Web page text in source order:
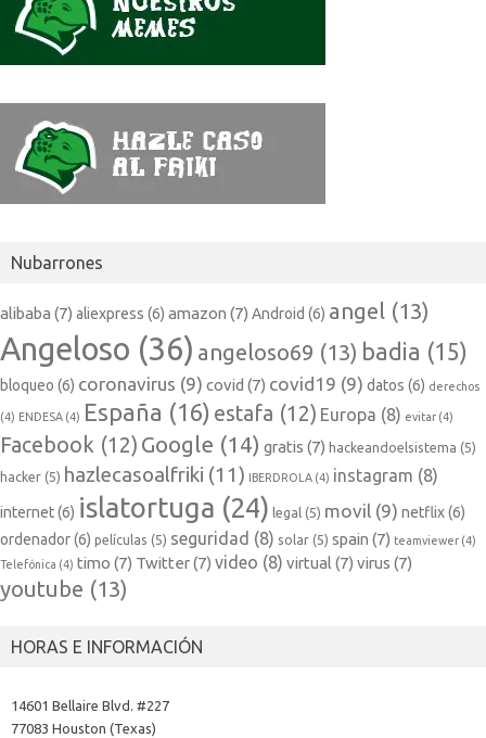
Nubarrones
alibaba (7) aliexpress (6) amazon (7) Android (6) angel (13)
Angeloso (36) angeloso69 (13) badia (15)
bloqueo (6) coronavirus (9) covid (7) covid19 (9) datos (6) derechos
(4) ENDESA (4) España (16) estafa (12) Europa (8) evitar (4)
Facebook (12) Google (14) gratis (7) hackeandoelsistema (5)
hacker (5) hazlecasoalfriki (11) IBERDROLA (4) instagram (8)
internet(6) islatortuga (24) legal (5) movil (9) netflix(6)
ordenador(6) películas (5) seguridad (8) solar (5) spain (7) teamviewer (4)
Telefónica (4) timo (7) Twitter(7) video (8) virtual (7) virus (7)
youtube (13)
HORAS E INFORMACIÓN
14601 Bellaire Blvd. #227
77083 Houston (Texas)